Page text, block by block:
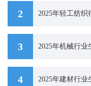
2
3
4